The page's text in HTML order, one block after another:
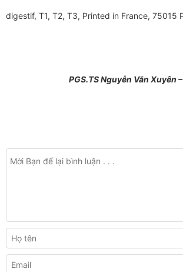
digestif, T1, T2, T3, Printed in France, 75015
PGS.TS Nguyễn Văn Xuyên